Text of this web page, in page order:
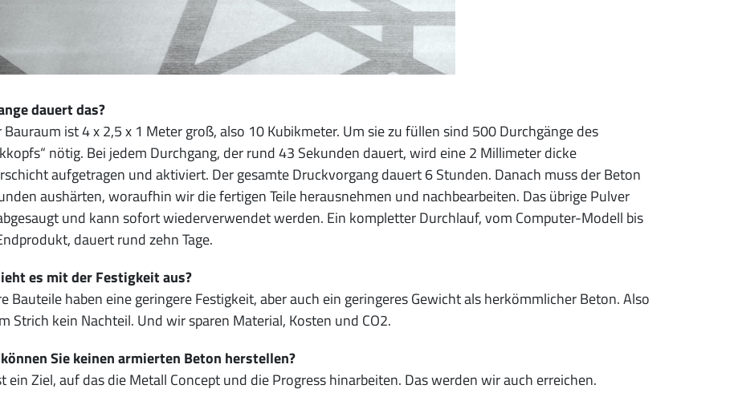
dauert das?
Bauraum ist 4 x 2,5 x 1 Meter groß, also 10 Kubikmeter. Um sie zu füllen sind 500 Durchgänge des
nötig. Bei jedem Durchgang, der rund 43 Sekunden dauert, wird eine 2 Millimeter dicke
aufgetragen und aktiviert. Der gesamte Druckvorgang dauert 6 Stunden. Danach muss der Beton
aushärten, woraufhin wir die fertigen Teile herausnehmen und nachbearbeiten. Das übrige Pulver
und kann sofort wiederverwendet werden. Ein kompletter Durchlauf, vom Computer-Modell bis
dauert rund zehn Tage.
es mit der Festigkeit aus?
Bauteile haben eine geringere Festigkeit, aber auch ein geringeres Gewicht als herkömmlicher Beton. Also
Strich kein Nachteil. Und wir sparen Material, Kosten und CO2.
Sie keinen armierten Beton herstellen?
ein Ziel, auf das die Metall Concept und die Progress hinarbeiten. Das werden wir auch erreichen.